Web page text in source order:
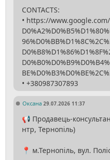
CONTACTS:
• https://
Оксана 29.07.2026 11:37
📢 Продавець-
нтр, Тернопіль)
📍 м.Тернопіль, вул.